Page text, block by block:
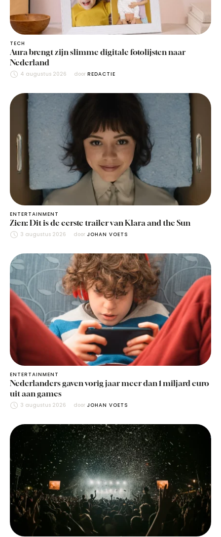
TECH
Aura brengt zijn slimme digitale fotolijsten naar
Nederland
4 augustus 2026 door REDACTIE
ENTERTAINMENT
Zien: Dit is de eerste trailer van Klara and the Sun
3 augustus 2026 door JOHAN VOETS
ENTERTAINMENT
Nederlanders gaven vorig jaar meer dan 1 miljard euro
uit aan games
3 augustus 2026 door JOHAN VOETS